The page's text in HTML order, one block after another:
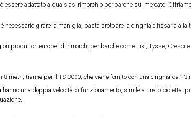
essere adattato a qualsiasi rimorchio per barche sul mercato.
necessario girare la maniglia, basta srotolare la cinghia e fissarla alla
produttori europei di rimorchi per barche come Tiki, Tysse, Cresci
metri, tranne per il TS 3000, che viene fornito con una cinghia da 13
una doppia velocità di funzionamento, simile a una bicicletta: